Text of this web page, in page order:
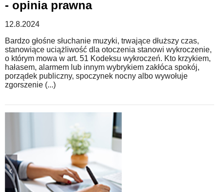
- opinia prawna
12.8.2024
Bardzo głośne słuchanie muzyki, trwające dłuższy czas,
stanowiące uciążliwość dla otoczenia stanowi wykroczenie,
o którym mowa w art. 51 Kodeksu wykroczeń. Kto krzykiem,
hałasem, alarmem lub innym wybrykiem zakłóca spokój,
porządek publiczny, spoczynek nocny albo wywołuje
zgorszenie (...)